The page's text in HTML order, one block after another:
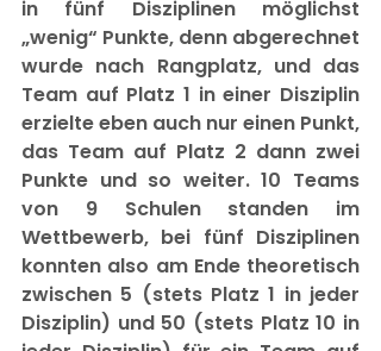
in fünf Disziplinen möglichst
„wenig“ Punkte, denn abgerechnet
wurde nach Rangplatz, und das
Team auf Platz 1 in einer Disziplin
erzielte eben auch nur einen Punkt,
das Team auf Platz 2 dann zwei
Punkte und so weiter. 10 Teams
von 9 Schulen standen im
Wettbewerb, bei fünf Disziplinen
konnten also am Ende theoretisch
zwischen 5 (stets Platz 1 in jeder
Disziplin) und 50 (stets Platz 10 in